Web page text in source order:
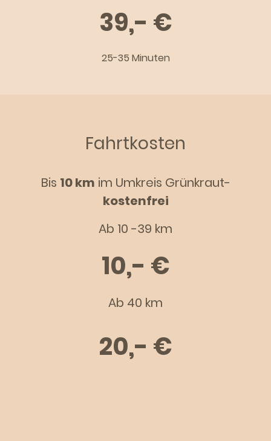
39,- €
25-35 Minuten
Fahrtkosten
Bis 10 km im Umkreis Grünkraut-
kostenfrei
Ab 10 -39 km
10,- €
Ab 40 km
20,- €